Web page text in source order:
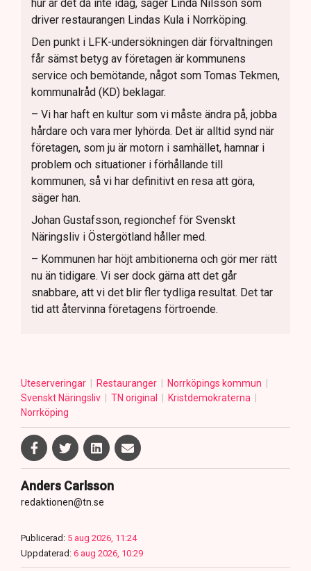
hur är det då inte idag, säger Linda Nilsson som
driver restaurangen Lindas Kula i Norrköping.
Den punkt i LFK-undersökningen där förvaltningen
får sämst betyg av företagen är kommunens
service och bemötande, något som Tomas Tekmen,
kommunalråd (KD) beklagar.
– Vi har haft en kultur som vi måste ändra på, jobba
hårdare och vara mer lyhörda. Det är alltid synd när
företagen, som ju är motorn i samhället, hamnar i
problem och situationer i förhållande till
kommunen, så vi har definitivt en resa att göra,
säger han.
Johan Gustafsson, regionchef för Svenskt
Näringsliv i Östergötland håller med.
– Kommunen har höjt ambitionerna och gör mer rätt
nu än tidigare. Vi ser dock gärna att det går
snabbare, att vi det blir fler tydliga resultat. Det tar
tid att återvinna företagens förtroende.
Uteserveringar Restauranger
Norrköpings kommun
Svenskt Näringsliv
TN original
Kristdemokraterna
Norrköping
Anders Carlsson
redaktionen@tn.se
Publicerad: 5 aug 2026, 11:24
Uppdaterad: 6 aug 2026, 10:29